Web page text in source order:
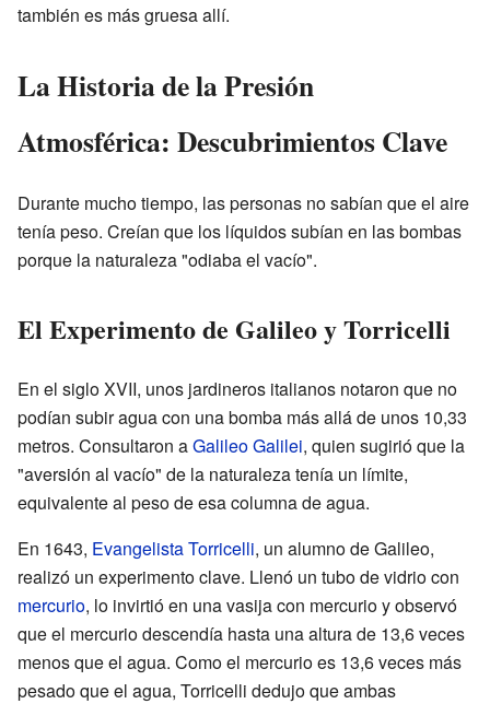
también es más gruesa allí.
La Historia de la Presión
Atmosférica: Descubrimientos Clave
Durante mucho tiempo, las personas no sabían que el aire
tenía peso. Creían que los líquidos subían en las bombas
porque la naturaleza "odiaba el vacío".
El Experimento de Galileo y Torricelli
En el siglo XVII, unos jardineros italianos notaron que no
podían subir agua con una bomba más allá de unos 10,33
metros. Consultaron aGalileo Galilei, quien sugirió que la
"aversión al vacío" de la naturaleza tenía un límite,
equivalente al peso de esa columna de agua.
En 1643, Evangelista Torricelli, un alumno de Galileo,
realizó un experimento clave. Llenó un tubo de vidrio con
mercurio, lo invirtió en una vasija con mercurio y observó
que el mercurio descendía hasta una altura de 13,6 veces
menos que el agua. Como el mercurio es 13,6 veces más
pesado que el agua, Torricelli dedujo que ambas